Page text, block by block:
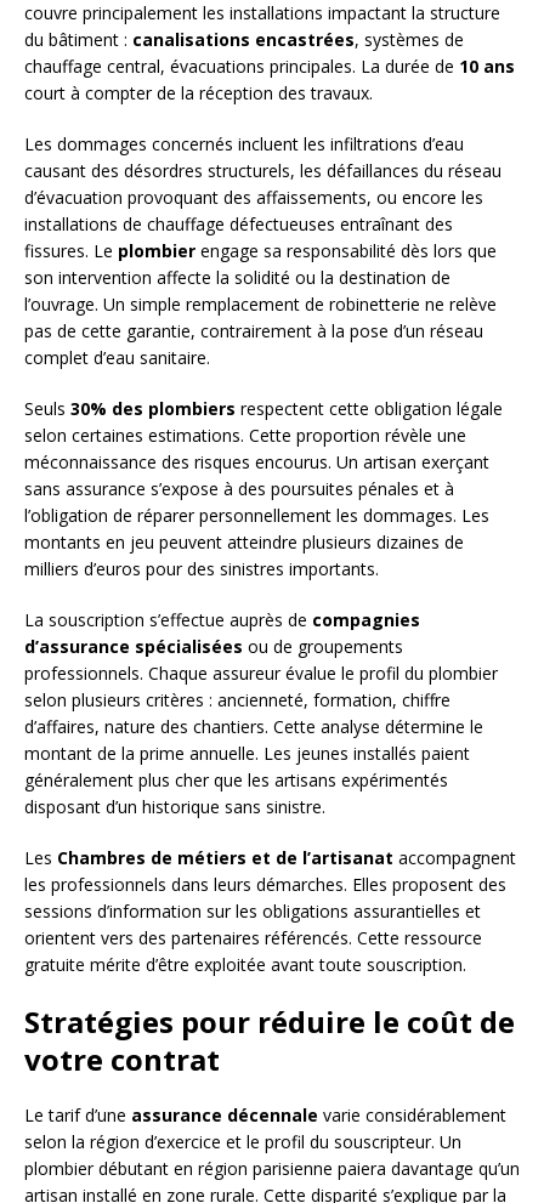
couvre principalement les installations impactant la structure
du bâtiment : canalisations encastrées, systèmes de
chauffage central, évacuations principales. La durée de 10 ans
court à compter de la réception des travaux.
Les dommages concernés incluent les infiltrations d’eau
causant des désordres structurels, les défaillances du réseau
d’évacuation provoquant des affaissements, ou encore les
installations de chauffage défectueuses entraînant des
fissures. Le plombier engage sa responsabilité dès lors que
son intervention affecte la solidité ou la destination de
l’ouvrage. Un simple remplacement de robinetterie ne relève
pas de cette garantie, contrairement à la pose d’un réseau
complet d’eau sanitaire.
Seuls 30% des plombiers respectent cette obligation légale
selon certaines estimations. Cette proportion révèle une
méconnaissance des risques encourus. Un artisan exerçant
sans assurance s’expose à des poursuites pénales et à
l’obligation de réparer personnellement les dommages. Les
montants en jeu peuvent atteindre plusieurs dizaines de
milliers d’euros pour des sinistres importants.
La souscription s’effectue auprès de compagnies
d’assurance spécialisées ou de groupements
professionnels. Chaque assureur évalue le profil du plombier
selon plusieurs critères : ancienneté, formation, chiffre
d’affaires, nature des chantiers. Cette analyse détermine le
montant de la prime annuelle. Les jeunes installés paient
généralement plus cher que les artisans expérimentés
disposant d’un historique sans sinistre.
Les Chambres de métiers et de l’artisanat accompagnent
les professionnels dans leurs démarches. Elles proposent des
sessions d’information sur les obligations assurantielles et
orientent vers des partenaires référencés. Cette ressource
gratuite mérite d’être exploitée avant toute souscription.
Stratégies pour réduire le coût de
votre contrat
Le tarif d’une assurance décennale varie considérablement
selon la région d’exercice et le profil du souscripteur. Un
plombier débutant en région parisienne paiera davantage qu’un
artisan installé en zone rurale. Cette disparité s’explique par la